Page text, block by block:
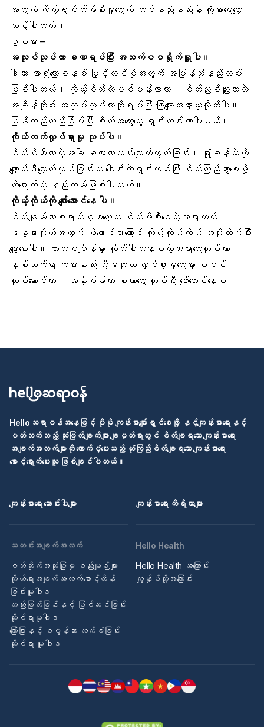
အတွက် ကိုယ့်ရဲ့စိတ်ဖိစီးမှုတွေကို တစ်နည်းနည်းနဲ့ ကြိုးစားဖြေလျှော့
သင့်ပါတယ်။
ဥပမာ –
အလုပ်လုပ်တာ ခဏရပ်ပြီး အသက်ဝဝရှိုက်ရှူပါ။
ဒါဟာ အာရုံကြောစနစ် မြှင့်တင်ဖို့အတွက် အမြန်ဆုံးနည်းလမ်း
ဖြစ်ပါတယ်။ ကိုယ့်စိတ်ထဲပင်ပန်းလာတာ၊ စိတ်ညစ်ညူးလာတဲ့
အချိန်တိုင်း အလုပ်လုပ်တာကိုရပ်ပြီး ဖြေလျော့အနားယူလိုက်ပါ။
ပြန်လည်တည်ငြိမ်ပြီး စိတ်အတွေးတွေ ရှင်းလင်းလာပါမယ်။
ကိုယ်လက်လှုပ်ရှားမှုလုပ်ပါ။
စိတ်ဖိစီးလာတဲ့အခါ ခဏတာလမ်းလျှောက်ထွက်ခြင်း၊ ရုံးခန်းထဲဟို
လျှောက်ဒီလျှောက်လုပ်ခြင်းက ခေါင်းထဲရှင်းလင်းပြီး စိတ်ကြည်သွားစေဖို့
ထိရောက်တဲ့ နည်းလမ်းဖြစ်ပါတယ်။
ကိုယ့်ကိုယ်ကို ပျော်အောင်နေ ပါ။
စိတ်ချမ်းသာစရာကိစ္စတွေက စိတ်ဖိစီးစေတဲ့အရာထက်
ခန္ဓာကိုယ်အတွက် ပိုကောင်းတာကြောင့် ကိုယ့်ကိုယ့်ကိုယ် အလိုလိုက်ပြီး
ချော့ပေးပါ။
အားလပ်ချိန် မှာ ကိုယ်ဝါသနာပါတဲ့အရာတွေလုပ်တာ၊
နှစ်သက်ရာ ကစားနည်း သို့မဟုတ် လှုပ်ရှားမှုတွေမှာ ပါဝင်
လုပ်ဆောင်တာ၊ အနှိပ်ခံတာ စတာတွေ လုပ်ပြီး ပျော်အောင်နေပါ။
Helloဆရာဝန်အနေဖြင့် ပိုမို ကျန်းမာပျော်ရွှင်စေဖို့ နှင့်ကျန်းမာရေးနှင့်
ပတ်သက်သည့် ဆုံးဖြတ်ချက်များ ချမှတ်ရာတွင် စိတ်ချရသော ကျန်းမာရေး
အချက်အလက်များကို ထောက်ပံ့ပေးသည့် ယုံကြည်စိတ်ချရသော ကျန်းမာရေး
စောင့်ရှောက်ပေးသူ ဖြစ်ချင်ပါတယ်။
ကျန်းမာရေး ဆောင်းပါးများ ကျန်းမာရေး ကိရိယာများ
သတင်းအချက်အလက်
ဝဘ်ဆိုက်အသုံးပြုမှု စည်းမျဉ်းများ
ကိုယ်ရေးအချက်အလက်စောင့်ထိန်း
ခြင်းမူဝါဒ
တည်းဖြတ်ခြင်းနှင့် ပြင်ဆင်ခြင်း
ဆိုင်ရာမူဝါဒ
ကြော်ငြာနှင့် စပွန်ဆာ လက်ခံခြင်း
ဆိုင်ရာ မူဝါဒ
Hello Health
Hello Health အကြောင်း
ကျွန်ုပ်တို့အကြောင်း